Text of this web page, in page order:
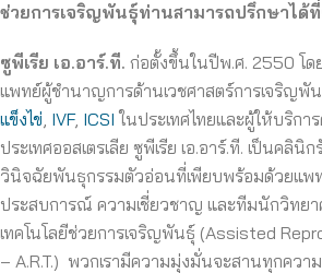
ช่วยการเจริญพันธุ์ท่านสามารถปรึกษาได้ที่
ซูพีเรีย เอ.อาร์.ที. ก่อตั้งขึ้นในปีพ.ศ. 2550 โด
แพทย์ผู้ชำนาญการด้านเวชศาสตร์การเจริญพั
แข็งไข่, IVF, ICSI ในประเทศไทยและผู้ให้บริก
ประเทศออสเตรเลีย ซูพีเรีย เอ.อาร์.ที. เป็นคลิ
วินิจฉัยพันธุกรรมตัวอ่อนที่เพียบพร้อมด้วยแพ
ประสบการณ์ ความเชี่ยวชาญ และทีมนักวิทย
เทคโนโลยีช่วยการเจริญพันธุ์ (Assisted
– A.R.T.) พวกเรามีความมุ่งมั่นจะสานทุกคว